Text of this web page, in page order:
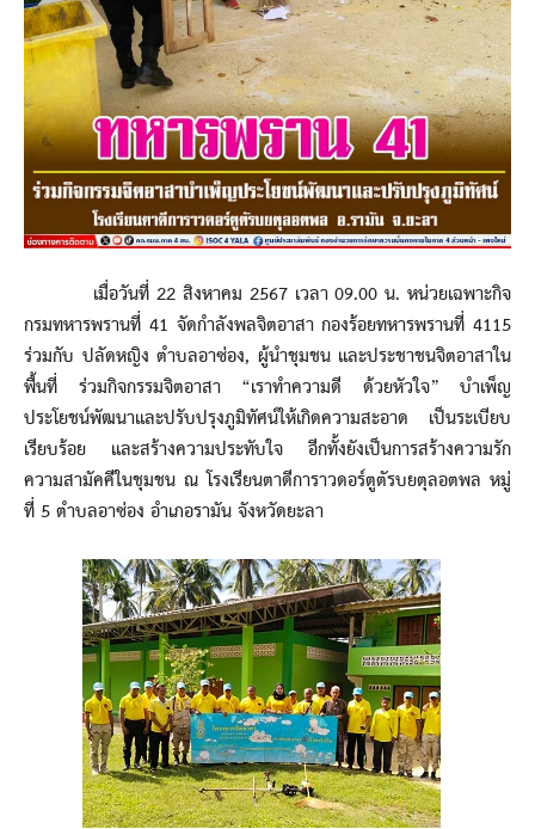
เมื่อวันที่ 22 สิงหาคม 2567 เวลา 09.00 น. หน่วยเฉพาะกิจ
กรมทหารพรานที่ 41 จัดกำลังพลจิตอาสา กองร้อยทหารพรานที่ 4115
ร่วมกับ ปลัดหญิง ตำบลอาซ่อง, ผู้นำชุมชน และประชาชนจิตอาสาใน
พื้นที่ ร่วมกิจกรรมจิตอาสา “เราทำความดี ด้วยหัวใจ” บำเพ็ญ
ประโยชน์พัฒนาและปรับปรุงภูมิทัศน์ให้เกิดความสะอาด เป็นระเบียบ
เรียบร้อย และสร้างความประทับใจ อีกทั้งยังเป็นการสร้างความรัก
ความสามัคคีในชุมชน ณ โรงเรียนตาดีการาวดอร์ตูตัรบยตุลอตพล หมู่
ที่ 5 ตำบลอาซ่อง อำเภอรามัน จังหวัดยะลา